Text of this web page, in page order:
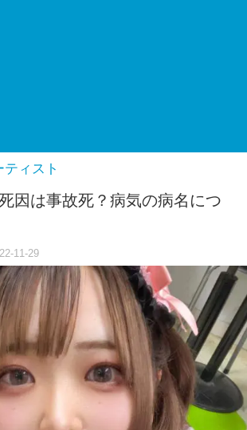
ティスト
因は事故死？病気の病名につ
11-29